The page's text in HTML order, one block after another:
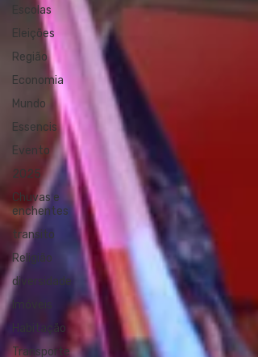
Escolas
Eleições
Região
Economia
Mundo
Essencis
Evento
2025
Chuvas e
enchentes
transito
Religião
diversidade
Imóveis
Habitação
Transporte